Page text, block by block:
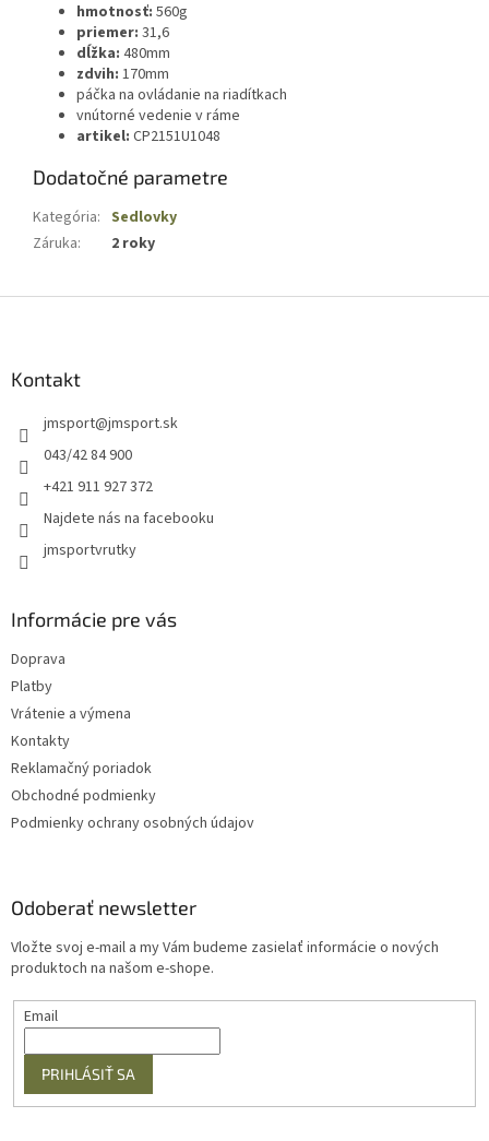
hmotnosť: 560g
priemer: 31,6
dĺžka: 480mm
zdvih: 170mm
páčka na ovládanie na riadítkach
vnútorné vedenie v ráme
artikel: CP2151U1048
Dodatočné parametre
Kategória: Sedlovky
Záruka: 2 roky
Kontakt
jmsport@jmsport.sk
043/42 84 900
+421 911 927 372
Najdete nás na facebooku
jmsportvrutky
Informácie pre vás
Doprava
Platby
Vrátenie a výmena
Kontakty
Reklamačný poriadok
Obchodné podmienky
Podmienky ochrany osobných údajov
Odoberať newsletter
Vložte svoj e-mail a my Vám budeme zasielať informácie o nových
produktoch na našom e-shope.
Email
PRIHLÁSIŤ SA